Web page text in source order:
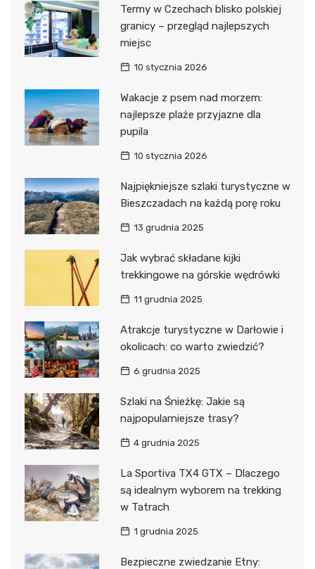
Termy w Czechach blisko polskiej
granicy – przegląd najlepszych
miejsc
10 stycznia 2026
Wakacje z psem nad morzem:
najlepsze plaże przyjazne dla
pupila
10 stycznia 2026
Najpiękniejsze szlaki turystyczne w
Bieszczadach na każdą porę roku
13 grudnia 2025
Jak wybrać składane kijki
trekkingowe na górskie wędrówki
11 grudnia 2025
Atrakcje turystyczne w Darłowie i
okolicach: co warto zwiedzić?
6 grudnia 2025
Szlaki na Śnieżkę: Jakie są
najpopularniejsze trasy?
4 grudnia 2025
La Sportiva TX4 GTX – Dlaczego
są idealnym wyborem na trekking
w Tatrach
1 grudnia 2025
Bezpieczne zwiedzanie Etny: